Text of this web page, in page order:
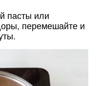
пасты или
перемешайте и